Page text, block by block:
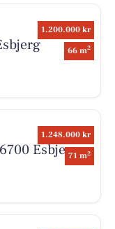
1.200.000 kr
66 m2
1.248.000 kr
71 m2
Esbjerg